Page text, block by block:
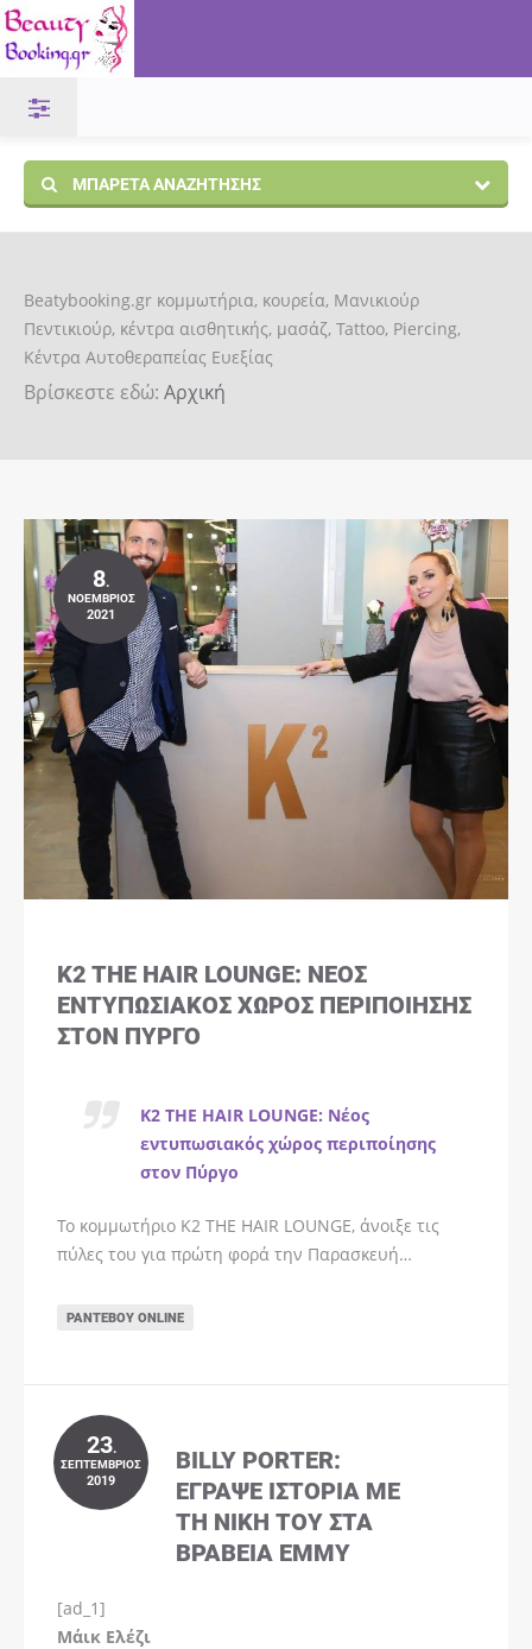
ΜΠΑΡΈΤΑ ΑΝΑΖΉΤΗΣΗΣ
Beatybooking.gr κομμωτήρια, κουρεία, Μανικιούρ
Πεντικιούρ, κέντρα αισθητικής, μασάζ, Tattoo, Piercing,
Κέντρα Αυτοθεραπείας Ευεξίας
Βρίσκεστε εδώ: Αρχική
8.
ΝΟΈΜΒΡΙΟΣ
2021
K2 THE HAIR LOUNGE: ΝΈΟΣ
ΕΝΤΥΠΩΣΙΑΚΌΣ ΧΏΡΟΣ ΠΕΡΙΠΟΊΗΣΗΣ
ΣΤΟΝ ΠΎΡΓΟ
K2 THE HAIR LOUNGE: Νέος
εντυπωσιακός χώρος περιποίησης
στον Πύργο
Το κομμωτήριο K2 THE HAIR LOUNGE, άνοιξε τις
πύλες του για πρώτη φορά την Παρασκευή…
ΡΑΝΤΕΒΟΎ ONLINE
23.
ΣΕΠΤΈΜΒΡΙΟΣ
2019
BILLY PORTER:
ΈΓΡΑΨΕ ΙΣΤΟΡΊΑ ΜΕ
ΤΗ ΝΊΚΗ ΤΟΥ ΣΤΑ
ΒΡΑΒΕΊΑ EMMY
[ad_1]
Μάικ ΕλέζιInstagram